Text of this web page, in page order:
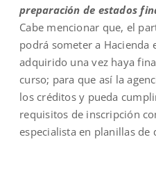
preparación de estados
Cabe mencionar que, el
podrá someter a Hacienda
adquirido una vez haya
curso; para que así la
los créditos y pueda
requisitos de inscripción
especialista en planillas de